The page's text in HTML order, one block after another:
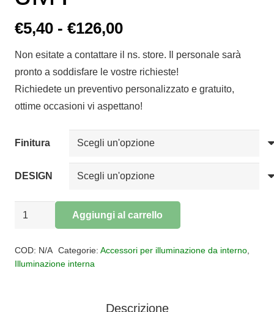
€5,40 - €126,00Fascia
prezzo:
da
€5,40
a
€126,00
Non esitate a contattare il ns. store. Il personale sarà
pronto a soddisfare le vostre richieste!
Richiedete un preventivo personalizzato e gratuito,
ottime occasioni vi aspettano!
Finitura
DESIGN
Profilo
quantità
Aggiungi al carrello
COD: N/A Categorie: Accessori per illuminazione da interno,
Illuminazione interna
Descrizione